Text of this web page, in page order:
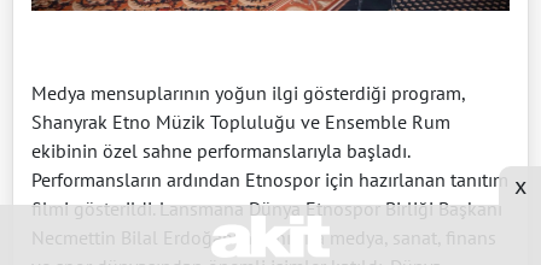
Medya mensuplarının yoğun ilgi gösterdiği program,
Shanyrak Etno Müzik Topluluğu ve Ensemble Rum
ekibinin özel sahne performanslarıyla başladı.
Performansların ardından Etnospor için hazırlanan tanıtım
filmi gösterildi. Lansmana Dünya Etnospor Birliği Başkanı
Necmettin Bilal Erdoğan’ın yanı sıra medya, sanat, finans
x